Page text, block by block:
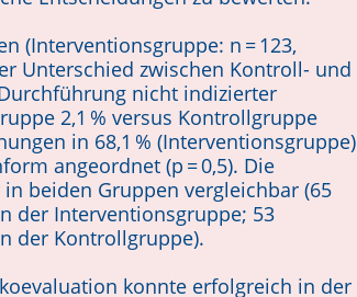
(Interventionsgruppe: n = 123,
Unterschied zwischen Kontroll- und
nicht indizierter
2,1 % versus Kontrollgruppe
in 68,1 % (Interventionsgruppe)
angeordnet (p = 0,5). Die
beiden Gruppen vergleichbar (65
der Inter­ventionsgruppe; 53
der Kon­trollgruppe).
konnte erfolg­reich in der